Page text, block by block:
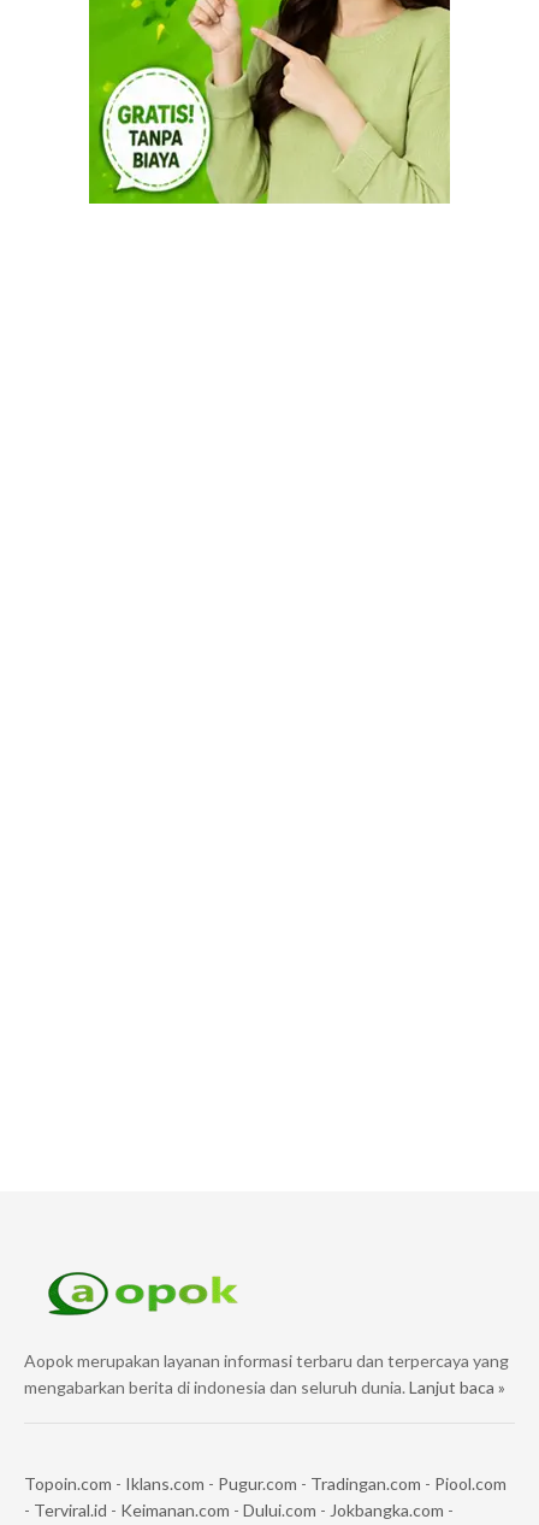
Aopok merupakan layanan informasi terbaru dan terpercaya yang
mengabarkan berita di indonesia dan seluruh dunia.Lanjut baca »
Topoin.com - Iklans.com - Pugur.com - Tradingan.com - Piool.com
- Terviral.id - Keimanan.com - Dului.com - Jokbangka.com -